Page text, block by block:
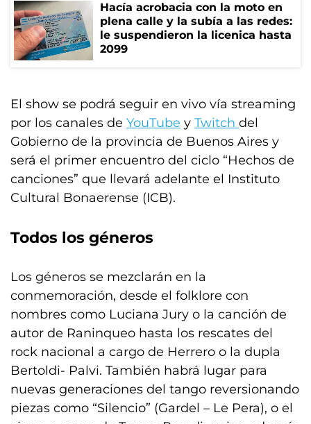
Hacía acrobacia con la moto en
plena calle y la subía a las redes:
le suspendieron la licenica hasta
2099
El show se podrá seguir en vivo vía streaming
por los canales de YouTube y Twitch del
Gobierno de la provincia de Buenos Aires y
será el primer encuentro del ciclo “Hechos de
canciones” que llevará adelante el Instituto
Cultural Bonaerense (ICB).
Todos los géneros
Los géneros se mezclarán en la
conmemoración, desde el folklore con
nombres como Luciana Jury o la canción de
autor de Raninqueo hasta los rescates del
rock nacional a cargo de Herrero o la dupla
Bertoldi- Palvi. También habrá lugar para
nuevas generaciones del tango reversionando
piezas como “Silencio” (Gardel – Le Pera), o el